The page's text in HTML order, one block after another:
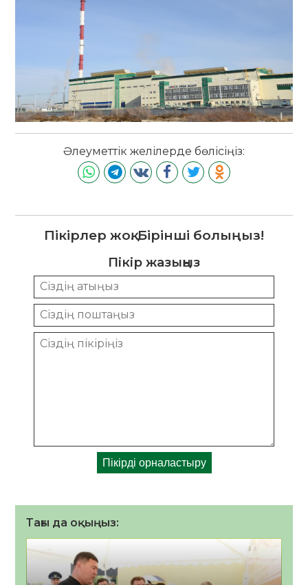
Әлеуметтік желілерде бөлісіңіз:
Пікірлер жоқ. Бірінші болыңыз!
Пікір жазыңыз
Тағы да оқыңыз: